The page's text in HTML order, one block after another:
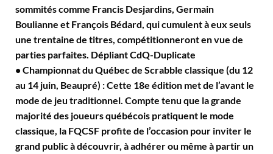
sommités comme Francis Desjardins, Germain
Boulianne et François Bédard, qui cumulent à eux seuls
une trentaine de titres, compétitionneront en vue de
parties parfaites. Dépliant CdQ-Duplicate
• Championnat du Québec de Scrabble classique (du 12
au 14 juin, Beaupré) : Cette 18e édition met de l’avant le
mode de jeu traditionnel. Compte tenu que la grande
majorité des joueurs québécois pratiquent le mode
classique, la FQCSF profite de l’occasion pour inviter le
grand public à découvrir, à adhérer ou même à partir un